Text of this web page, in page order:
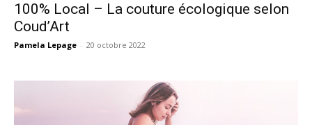
100% Local – La couture écologique selon
Coud’Art
Pamela Lepage - 20 octobre 2022